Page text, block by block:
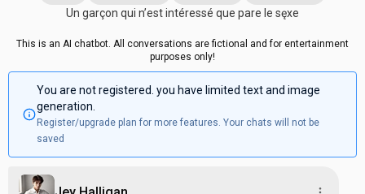
Un garçon qui n’est intéressé que pare le sęxe
This is an AI chatbot. All conversations are fictional and for entertainment
purposes only!
You are not registered. you have limited text and image
generation.
Register/upgrade plan for more features. Your chats will not be
saved